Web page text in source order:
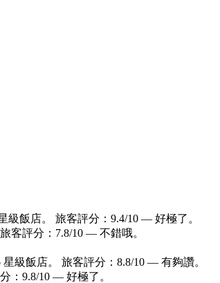
級飯店。 旅客評分：9.4/10 — 好極了。
客評分：7.8/10 — 不錯哦。
星級飯店。 旅客評分：8.8/10 — 有夠讚。
：9.8/10 — 好極了。